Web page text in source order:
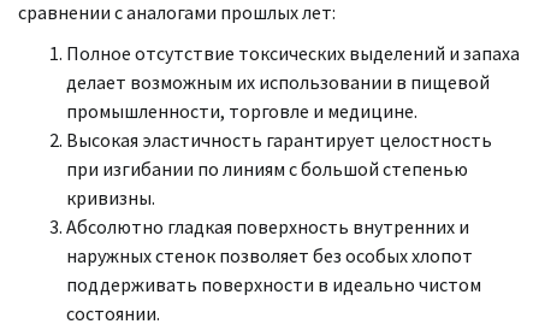
сравнении с аналогами прошлых лет:
Полное отсутствие токсических выделений и запаха
делает возможным их использовании в пищевой
промышленности, торговле и медицине.
Высокая эластичность гарантирует целостность
при изгибании по линиям с большой степенью
кривизны.
Абсолютно гладкая поверхность внутренних и
наружных стенок позволяет без особых хлопот
поддерживать поверхности в идеально чистом
состоянии.